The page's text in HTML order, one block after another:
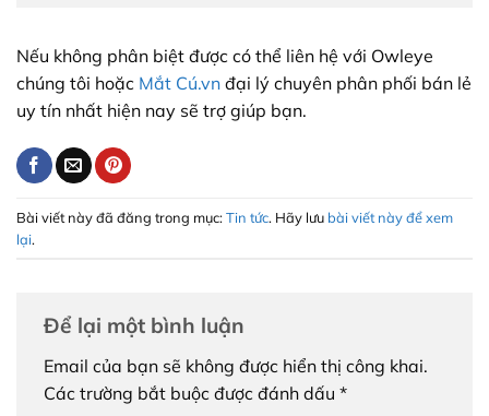
Nếu không phân biệt được có thể liên hệ với Owleye
chúng tôi hoặc Mắt Cú.vn đại lý chuyên phân phối bán lẻ
uy tín nhất hiện nay sẽ trợ giúp bạn.
Bài viết này đã đăng trong mục:Tin tức. Hãy lưu bài viết này để xem
lại.
Để lại một bình luận
Email của bạn sẽ không được hiển thị công khai.
Các trường bắt buộc được đánh dấu *